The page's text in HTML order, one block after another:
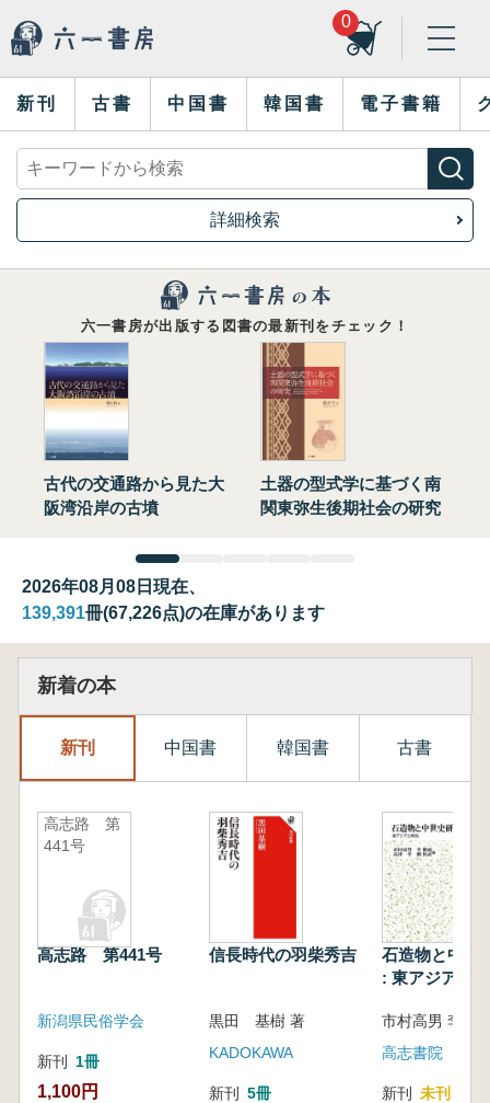
0
新刊 古書 中国書 韓国書 電子書籍
詳細検索
六一書房が出版する図書の最新刊をチェック！
古代の交通路から見た大
阪湾沿岸の古墳
土器の型式学に基づく南
関東弥生後期社会の研究
2026年08月08日現在、
139,391冊(67,226点)の在庫があります
新着の本
新刊 中国書 韓国書 古書
高志路 第
441号
高志路 第441号
新潟県民俗学会
新刊 1冊
1,100円
信長時代の羽柴秀吉
黒田 基樹 著
KADOKAWA
新刊 5冊
石造物と中世
: 東アジアと
高志書院
新刊 未刊